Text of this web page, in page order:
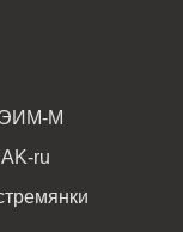
ЭИМ-М
ru